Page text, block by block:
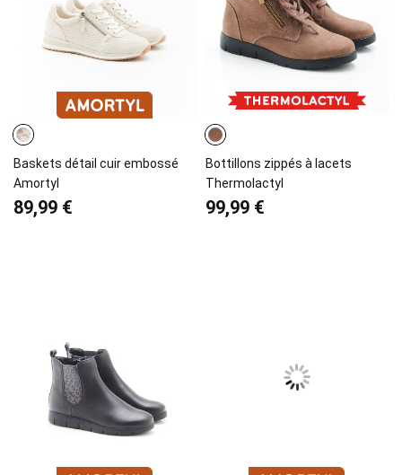
Baskets détail cuir embossé
Amortyl
89,99 €
Bottillons zippés à lacets
Thermolactyl
99,99 €